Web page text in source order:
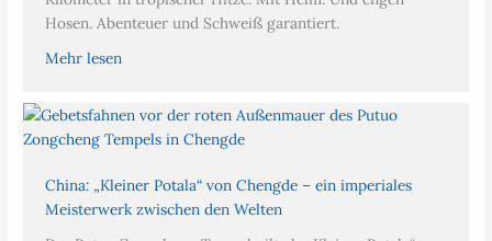
Hosen. Abenteuer und Schweiß garantiert.
Mehr lesen
China: „Kleiner Potala“ von Chengde – ein imperiales
Meisterwerk zwischen den Welten